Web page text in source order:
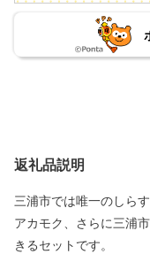
返礼品説明
三浦市では唯一のしら
アカモク、さらに三浦
きるセットです。